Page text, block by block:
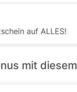
auf ALLES!
mit